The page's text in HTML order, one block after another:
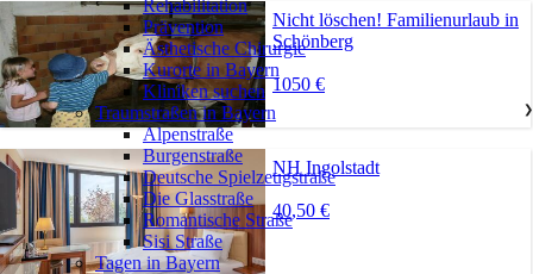
Nicht löschen! Familienurlaub in
Schönberg
1050 €
NH Ingolstadt
40,50 €
Rehabilitation
Prävention
Ästhetische Chirurgie
Kurorte in Bayern
Kliniken suchen
Traumstraßen in Bayern
❯
Alpenstraße
Burgenstraße
Deutsche Spielzeugstraße
Die Glasstraße
Romantische Straße
Sisi Straße
Tagen in Bayern